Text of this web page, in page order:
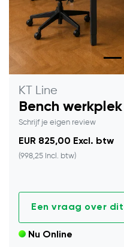
KT Line
Bench
Schrijf je eigen review
EUR 825,00 Excl. btw
(998,25 Incl. btw)
Een vraag over
Nu Online